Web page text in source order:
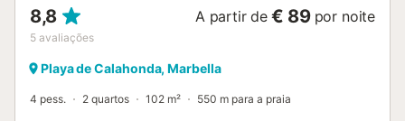
8,8
5 avaliações
A partir de € 89 por noite
Playa de Calahonda, Marbella
4 pess. 2 quartos 102 m² 550 m para a praia